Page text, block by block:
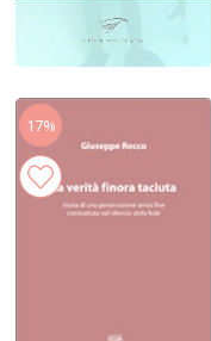
17%